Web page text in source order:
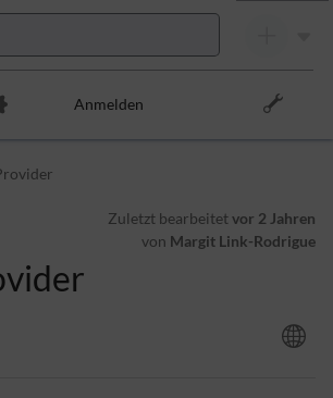
Anmelden
Zuletzt bearbeitetvor 2 Jahren
von Margit Link-Rodrigue